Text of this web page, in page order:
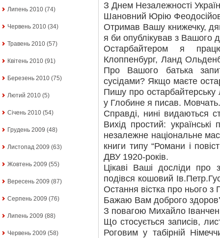
Липень 2010 (74)
Червень 2010 (34)
Травень 2010 (57)
Квітень 2010 (91)
Березень 2010 (75)
Лютий 2010 (5)
Січень 2010 (54)
Грудень 2009 (48)
Листопад 2009 (63)
Жовтень 2009 (55)
Вересень 2009 (87)
Серпень 2009 (76)
Липень 2009 (88)
Червень 2009 (58)
З Днем Незалежності
Шановний Юрію
Отримав Вашу книжечку,
я би опублікував з Вашого
Остарбайтером я
Клоппенбург, Ланд
Про Вашого батька
сусідами? Якщо маєте
Пишу про остарбайтерську
у Глобине я писав. Мовчать.
Справді, нині видаються
Вихід простий:
незалежне національне
книги типу “Романи і
ДВУ 1920-років.
Цікаві Ваші досліди про
подівся кошовий
Остання вістка про нього
Бажаю Вам доброго
З повагою Михайло
Що стосується записів,
Роговим у табірній